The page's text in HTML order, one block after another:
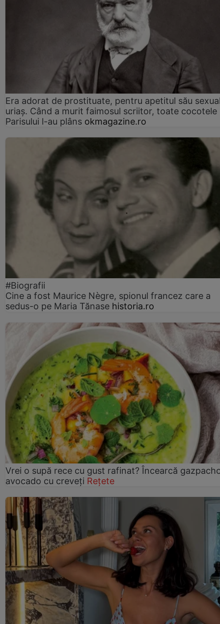
Era adorat de prostituate, pentru apetitul său
uriaș. Când a murit faimosul scriitor, toate cocotele
Parisului l-au plâns okmagazine.ro
#Biografii
Cine a fost Maurice Nègre, spionul francez care a
sedus-o pe Maria Tănase historia.ro
Vrei o supă rece cu gust rafinat? Încearcă
avocado cu creveți Rețete